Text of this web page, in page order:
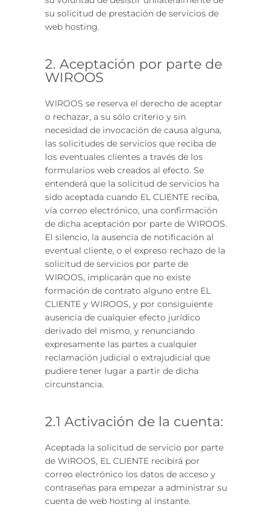
su solicitud de prestación de servicios de
web hosting.
2. Aceptación por parte de
WIROOS
WIROOS se reserva el derecho de aceptar
o rechazar, a su sólo criterio y sin
necesidad de invocación de causa alguna,
las solicitudes de servicios que reciba de
los eventuales clientes a través de los
formularios web creados al efecto. Se
entenderá que la solicitud de servicios ha
sido aceptada cuando EL CLIENTE reciba,
vía correo electrónico, una confirmación
de dicha aceptación por parte de WIROOS.
El silencio, la ausencia de notificación al
eventual cliente, o el expreso rechazo de la
solicitud de servicios por parte de
WIROOS, implicarán que no existe
formación de contrato alguno entre EL
CLIENTE y WIROOS, y por consiguiente
ausencia de cualquier efecto jurídico
derivado del mismo, y renunciando
expresamente las partes a cualquier
reclamación judicial o extrajudicial que
pudiere tener lugar a partir de dicha
circunstancia.
2.1 Activación de la cuenta:
Aceptada la solicitud de servicio por parte
de WIROOS, EL CLIENTE recibirá por
correo electrónico los datos de acceso y
contraseñas para empezar a administrar su
cuenta de web hosting al instante.